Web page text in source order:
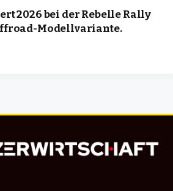
2026 bei der Rebelle Rally
Modellvariante.